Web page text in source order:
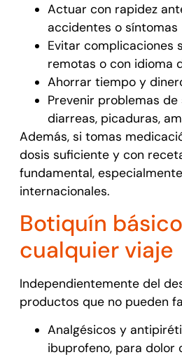
Actuar con rapidez
accidentes o síntomas
Evitar complicaciones
remotas o con idioma
Ahorrar tiempo y
Prevenir problemas de
diarreas, picaduras,
Además, si tomas
dosis suficiente y con
fundamental,
internacionales.
Botiquín
cualquier viaje
Independientemente del
productos que no pueden
Analgésicos y
ibuprofeno, para dolor